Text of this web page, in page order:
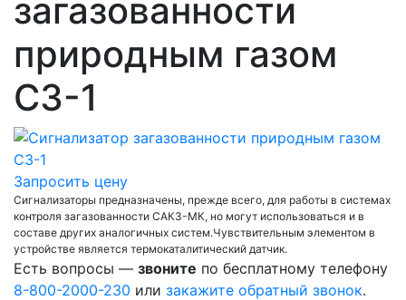
загазованности
природным газом
СЗ-1
Запросить цену
Сигнализаторы предназначены, прежде всего, для работы в системах
контроля загазованности САКЗ-МК, но могут использоваться и в
составе других аналогичных систем.Чувствительным элементом в
устройстве является термокаталитический датчик.
Есть вопросы — звоните по бесплатному телефону
8-800-2000-230 или закажите обратный звонок.